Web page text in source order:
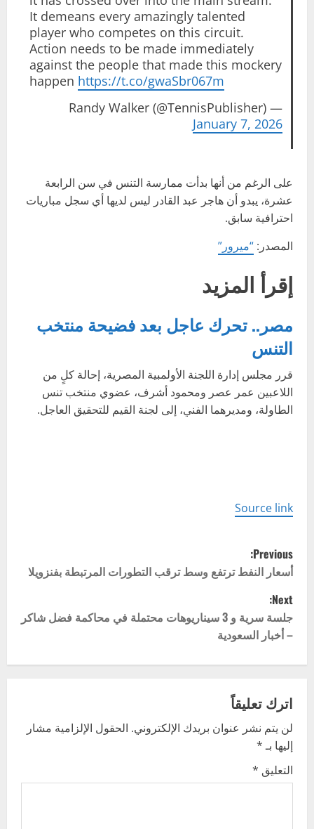
It demeans every amazingly talented
player who competes on this circuit.
Action needs to be made immediately
against the people that made this mockery
happen https://t.co/gwaSbr067m
— Randy Walker (@TennisPublisher)
January 7, 2026
على الرغم من أنها بدأت ممارسة التنس في سن الرابعة
عشرة، يبدو أن هاجر عبد القادر ليس لديها أي سجل مباريات
احترافية سابق.
المصدر: “ميرور”
إقرأ المزيد
مصر.. تحرك عاجل بعد فضيحة منتخب
التنس
قرر مجلس إدارة اللجنة الأولمبية المصرية، إحالة كلٍ من
اللاعبين عمر عصر ومحمود أشرف، عضوي منتخب تنس
الطاولة، ومديرهما الفني، إلى لجنة القيم للتحقيق العاجل.
Source link
P
o
s
t
n
a
v
i
g
Previous:
أسعار النفط ترتفع وسط ترقب التطورات المرتبطة بفنزويلا
Next:
جلسة سرية و 3 سيناريوهات محتملة في محاكمة فضل شاكر
– أخبار السعودية
اترك تعليقاً
لن يتم نشر عنوان بريدك الإلكتروني. الحقول الإلزامية مشار
إليها بـ*
التعليق *